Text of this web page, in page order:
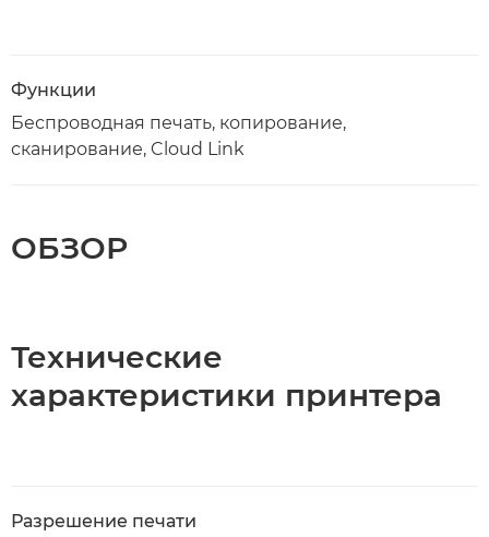
Функции
Беспроводная печать, копирование,
сканирование, Cloud Link
ОБЗОР
Технические
характеристики принтера
Разрешение печати